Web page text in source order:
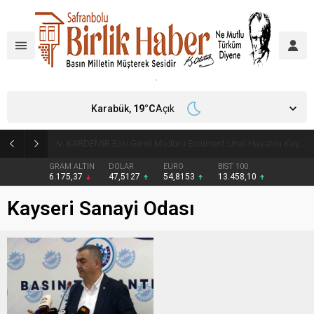
GRAM ALTIN
6.175,37
DOLAR
47,5127
EURO
54,8153
BIST 100
13.458,10
Karabük, 19°CAçık
Kayseri Sanayi Odası